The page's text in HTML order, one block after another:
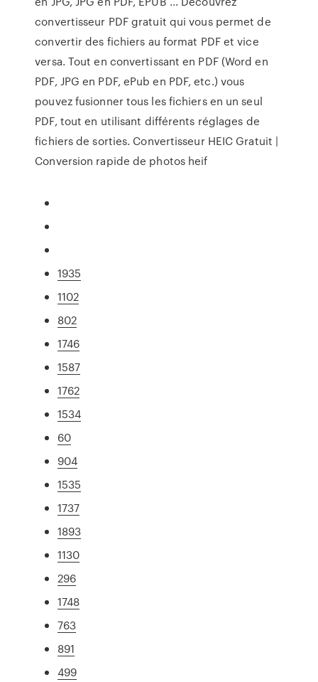
convertisseur PDF gratuit qui vous permet de
convertir des fichiers au format PDF et vice
versa. Tout en convertissant en PDF (Word en
PDF, JPG en PDF, ePub en PDF, etc.) vous
pouvez fusionner tous les fichiers en un seul
PDF, tout en utilisant différents réglages de
fichiers de sorties. Convertisseur HEIC Gratuit |
Conversion rapide de photos heif
1935
1102
802
1746
1587
1762
1534
60
904
1535
1737
1893
1130
296
1748
763
891
499